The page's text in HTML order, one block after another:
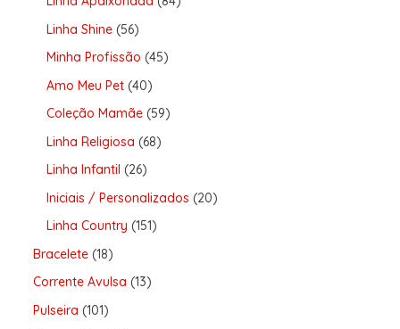
Linha Shine 56
Minha Profissão 45
Amo Meu Pet 40
Coleção Mamãe 59
Linha Religiosa 68
Linha Infantil 26
Iniciais / Personalizados 20
Linha Country 151
Bracelete 18
Corrente Avulsa 13
Pulseira 101